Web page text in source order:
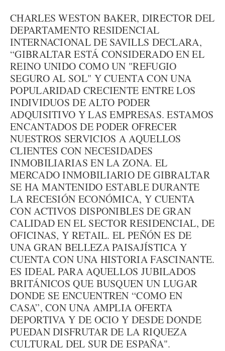
CHARLES WESTON BAKER, DIRECTOR DEL
DEPARTAMENTO RESIDENCIAL
INTERNACIONAL DE SAVILLS DECLARA,
“GIBRALTAR ESTÁ CONSIDERADO EN EL
REINO UNIDO COMO UN "REFUGIO
SEGURO AL SOL" Y CUENTA CON UNA
POPULARIDAD CRECIENTE ENTRE LOS
INDIVIDUOS DE ALTO PODER
ADQUISITIVO Y LAS EMPRESAS. ESTAMOS
ENCANTADOS DE PODER OFRECER
NUESTROS SERVICIOS A AQUELLOS
CLIENTES CON NECESIDADES
INMOBILIARIAS EN LA ZONA. EL
MERCADO INMOBILIARIO DE GIBRALTAR
SE HA MANTENIDO ESTABLE DURANTE
LA RECESIÓN ECONÓMICA, Y CUENTA
CON ACTIVOS DISPONIBLES DE GRAN
CALIDAD EN EL SECTOR RESIDENCIAL, DE
OFICINAS, Y RETAIL. EL PEÑÓN ES DE
UNA GRAN BELLEZA PAISAJÍSTICA Y
CUENTA CON UNA HISTORIA FASCINANTE.
ES IDEAL PARA AQUELLOS JUBILADOS
BRITÁNICOS QUE BUSQUEN UN LUGAR
DONDE SE ENCUENTREN “COMO EN
CASA”, CON UNA AMPLIA OFERTA
DEPORTIVA Y DE OCIO Y DESDE DONDE
PUEDAN DISFRUTAR DE LA RIQUEZA
CULTURAL DEL SUR DE ESPAÑA".